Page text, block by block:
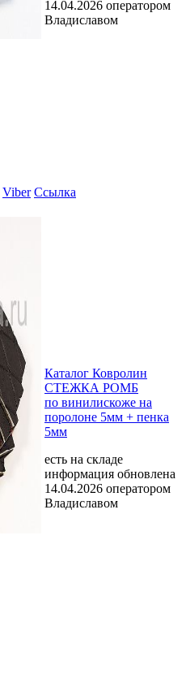
14.04.2026 оператором
Владиславом
Viber Ссылка
Каталог Ковролин
СТЕЖКА РОМБ
по винилискоже на
поролоне 5мм + пенка
5мм
есть на складе
информация обновлена
14.04.2026 оператором
Владиславом